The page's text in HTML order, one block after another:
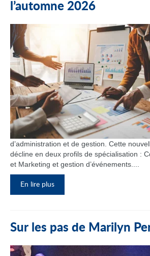
l’automne 2026
d’administration et de gestion. Cette
décline en deux profils de spécialisation :
et Marketing et gestion d’événements....
En lire plus
Sur les pas de Marilyn